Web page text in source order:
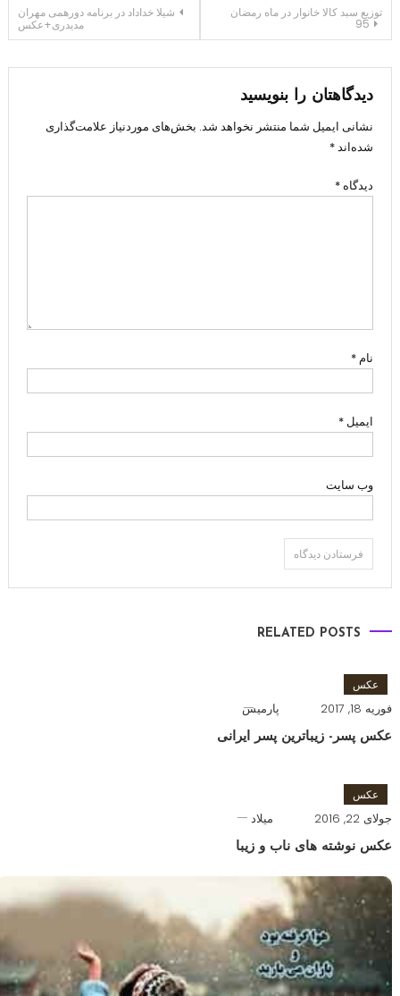
راهبری
شیلا خداداد در برنامه دورهمی مهران
مدیدری+عکس
توزیع سبد کالا خانوار در ماه رمضان
95
دیدگاهتان را بنویسید
نشانی ایمیل شما منتشر نخواهد شد. بخش‌های موردنیاز علامت‌گذاری
شده‌اند*
دیدگاه *
نام*
ایمیل *
وب‌ سایت
RELATED POSTS
عکس
فوریه 18, 2017 پارمیس
عکس پسر- زیباترین پسر ایرانی
عکس
جولای 22, 2016 میلاد
عکس نوشته های ناب و زیبا